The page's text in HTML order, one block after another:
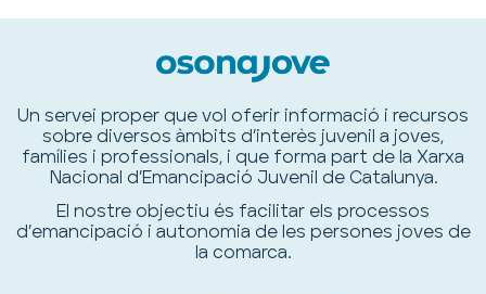
Un servei proper que vol oferir informació i recursos
sobre diversos àmbits d’interès juvenil a joves,
famílies i professionals, i que forma part de la Xarxa
Nacional d’Emancipació Juvenil de Catalunya.
El nostre objectiu és facilitar els processos
d’emancipació i autonomia de les persones joves de
la comarca.